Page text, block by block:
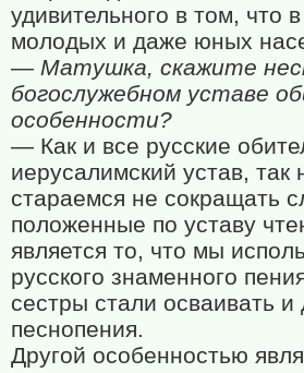
удивительного в том,
молодых и даже юных
— Матушка, скажите
богослужебном уставе
особенности?
— Как и все русские
иерусалимский устав,
стараемся не сокращать
положенные по уставу
является то, что мы
русского знаменного
сестры стали осваивать и
песнопения.
Другой особенностью